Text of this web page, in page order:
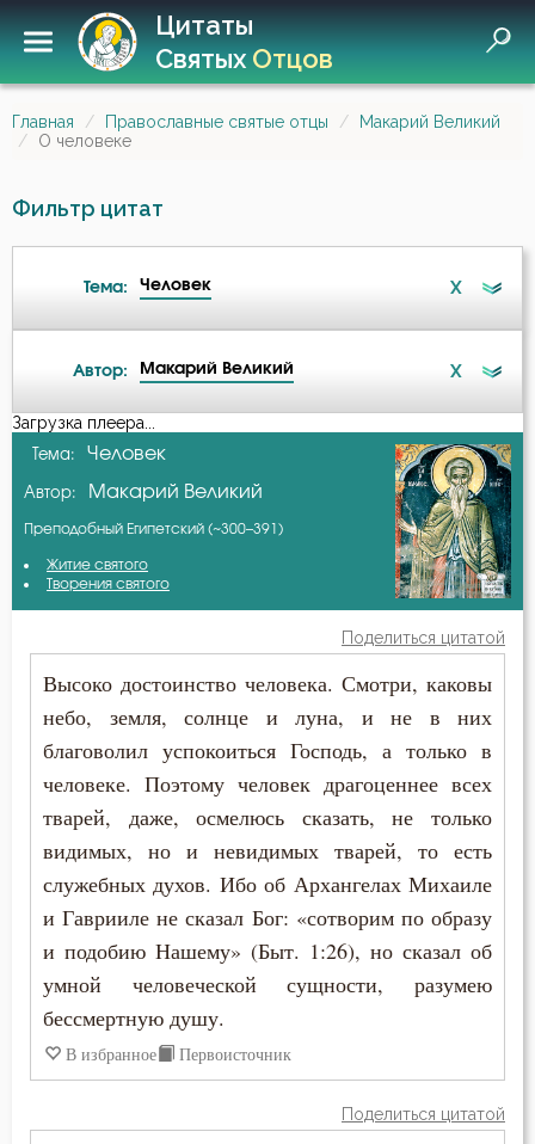
Цитаты
СвятыхОтцов
Главная Православные святые отцы
Макарий Великий
О человеке
Фильтр цитат
Тема: Человек X
Бдение
Благодать
Ближний
Богатство
Богоугождение
Болезнь
Борьба
Будущее
Вера
Воздаяние
Автор: Макарий Великий X
А-я
Авва Дорофей
Авва Филимон
Аврелий Августин
Амвросий Медиоланский
Амвросий Оптинский (Гренков)
Антоний Великий
Афанасий Великий
Варсонофий Оптинский (Плиханков)
Василий Великий
Григорий Богослов
Загрузка плеера...
Тема: Человек
Автор: Макарий Великий
Преподобный Египетский (~300–391)
Житие святого
Творения святого
Поделиться цитатой
Высоко достоинство человека. Смотри, каковы
небо, земля, солнце и луна, и не в них
благоволил успокоиться Господь, а только в
человеке. Поэтому человек драгоценнее всех
тварей, даже, осмелюсь сказать, не только
видимых, но и невидимых тварей, то есть
служебных духов. Ибо об Архангелах Михаиле
и Гаврииле не сказал Бог: «сотворим по образу
и подобию Нашему» (Быт. 1:26), но сказал об
умной человеческой сущности, разумею
бессмертную душу.
В избранное Первоисточник
Поделиться цитатой